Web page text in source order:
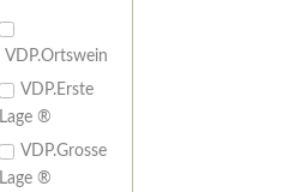
VDP.Ortswein
VDP.Erste
Lage ®
VDP.Grosse
Lage ®